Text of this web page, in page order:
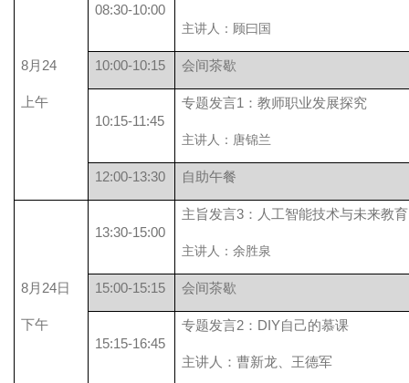
8月24
上午
08:30-10:00
主讲人：顾曰国
10:00-10:15 会间茶歇
10:15-11:45
专题发言1：教师职业发展探究
主讲人：唐锦兰
12:00-13:30 自助午餐
8月24日
下午
13:30-15:00
主旨发言3：人工智能技术与未来教育
主讲人：余胜泉
15:00-15:15 会间茶歇
15:15-16:45
专题发言2：DIY自己的慕课
主讲人：曹新龙、王德军